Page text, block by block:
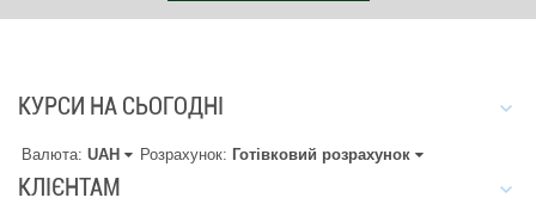
КУРСИ НА СЬОГОДНІ
Валюта: UAH Розрахунок: Готівковий розрахунок
КЛІЄНТАМ